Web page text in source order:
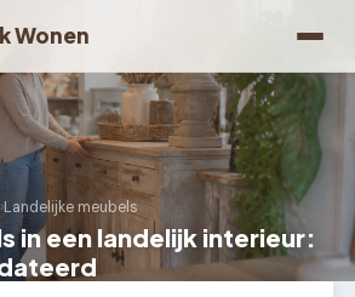
Wonen
›Landelijke meubels
in een landelijk interieur: